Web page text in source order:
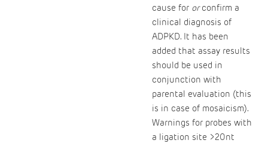
cause for orconfirm a
clinical diagnosis of
ADPKD. It has been
added that assay results
should be used in
conjunction with
parental evaluation (this
is in case of mosaicism).
Warnings for probes with
a ligation site >20nt